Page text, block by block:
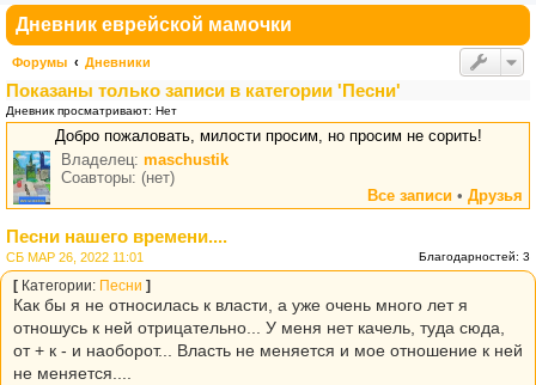
Дневник еврейской мамочки
Форумы Дневники
Показаны только записи в категории 'Песни'
Дневник просматривают: Нет
Добро пожаловать, милости просим, но просим не сорить!
Владелец: maschustik
Соавторы: (нет)
Все записи • Друзья
Песни нашего времени....
Благодарностей: 3
СБ МАР 26, 2022 11:01
[ Категории: Песни ]
Как бы я не относилась к власти, а уже очень много лет я
отношусь к ней отрицательно... У меня нет качель, туда сюда,
от + к - и наоборот... Власть не меняется и мое отношение к ней
не меняется....